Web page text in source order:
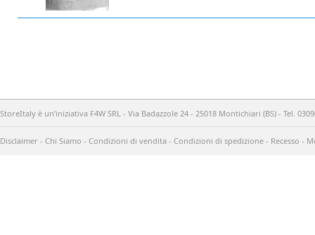
StoreItaly è un’iniziativa F4W SRL - Via Badazzole 24 - 25018 Montichiari (BS) - Tel.
Disclaimer - Chi Siamo - Condizioni di vendita - Condizioni di spedizione - Recesso -